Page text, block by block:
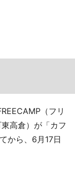
（フリ
高倉）が「カフ
から、6月17日